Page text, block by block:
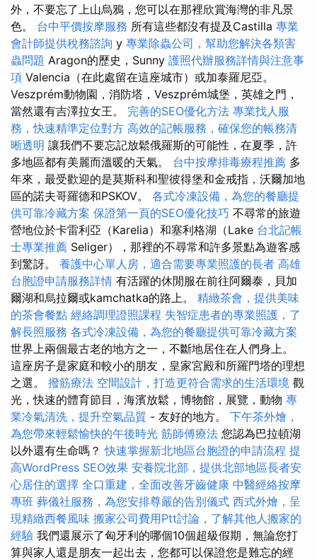
外，不要忘了上山烏鴉，您可以在那裡欣賞海灣的非凡景
色。 台中平價按摩服務 所有這些都沒有提及Castilla 專業
會計師提供稅務諮詢 y 專業除蟲公司，幫助您解決各類害
蟲問題 Aragon的歷史，Sunny 護照代辦服務詳情與注意事
項 Valencia（在此處留在這座城市）或加泰羅尼亞。
Veszprém動物園，消防塔，Veszprém城堡，英雄之門，
當然還有吉澤拉女王。 完善的SEO優化方法 專業找人服
務，快速精準定位對方 高效的記帳服務，確保您的帳務清
晰透明 讓我們不要忘記放鬆俄羅斯的可能性，在夏季，許
多地區都有美麗而溫暖的天氣。 台中按摩排毒療程推薦 多
年來，最受歡迎的是莫斯科和聖彼得堡和金戒指，沃爾加地
區的諾夫哥羅德和PSKOV。 各式冷凍設備，為您的餐廳提
供可靠冷藏方案 保證第一頁的SEO優化技巧 不尋常的旅遊
營地位於卡雷利亞（Karelia）和塞利格湖（Lake 台北記帳
士專業推薦 Seliger），那裡的不尋常和許多景點為遊客感
到驚訝。 養護中心單人房，適合需要專業照護的長者 高雄
台胞證申請服務詳情 有活躍的休閒服在前往阿爾泰，貝加
爾湖和烏拉爾或kamchatka的路上。 精緻茶會，提供美味
的茶會餐點 經絡調理證照課程 失智症患者的專業照護，了
解長照服務 各式冷凍設備，為您的餐廳提供可靠冷藏方案
世界上兩個最古老的地方之一，不斷地居住在人們身上。
這座房子是家庭和較小的朋友，皇家宮殿和所羅門塔的理想
之選。 撥筋療法 空間設計，打造更符合需求的生活環境 觀
光，快速的體育節目，海濱放鬆，博物館，展覽，動物 專
業冷氣清洗，提升空氣品質 - 友好的地方。 下午茶外燴，
為您帶來輕鬆愉快的午後時光 筋師傅療法 您認為巴拉頓湖
以外還有生命嗎？快速掌握新北地區台胞證的申請流程 提
高WordPress SEO效果 安養院北部，提供北部地區長者安
心居住的選擇 全口重建，全面改善牙齒健康 中醫經絡按摩
專班 葬儀社服務，為您安排尊嚴的告別儀式 西式外燴，呈
現精緻西餐風味 搬家公司費用Ptt討論，了解其他人搬家的
經驗 我們還展示了匈牙利的哪個10個超級假期，無論您打
算與家人還是朋友一起出去，您都可以保證您是難忘的經